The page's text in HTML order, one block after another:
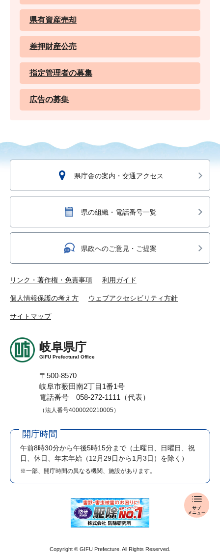
入
札
県有資産売却
差押財産公売
指定管理者の募集
広告の募集
県庁舎の案内・交通アクセス
県の組織・電話番号一覧
県政へのご意見・ご提案
リンク・著作権・免責事項 利用ガイド
個人情報保護の考え方 ウェブアクセシビリティ方針
サイトマップ
岐阜県庁
GIFU Prefectural Office
〒500-8570
岐阜市薮田南2丁目1番1号
電話番号 058-272-1111（代表）
（法人番号4000020210005）
開庁時間
午前8時30分から午後5時15分まで （土曜日、日曜日、祝
日、休日、年末年始（12月29日から1月3日）を除く）
※一部、開庁時間の異なる機関、施設があります。
Copyright © GIFU Prefecture. All Rights Reserved.